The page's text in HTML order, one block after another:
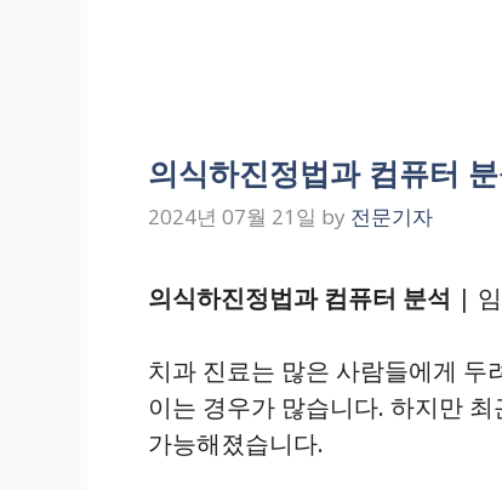
의식하진정법과 컴퓨터
2024년 07월 21일 by 전문기자
의식하진정법과 컴퓨터 분석 |
치과 진료는 많은 사람들에게 두
이는 경우가 많습니다. 하지만 최
가능해졌습니다.